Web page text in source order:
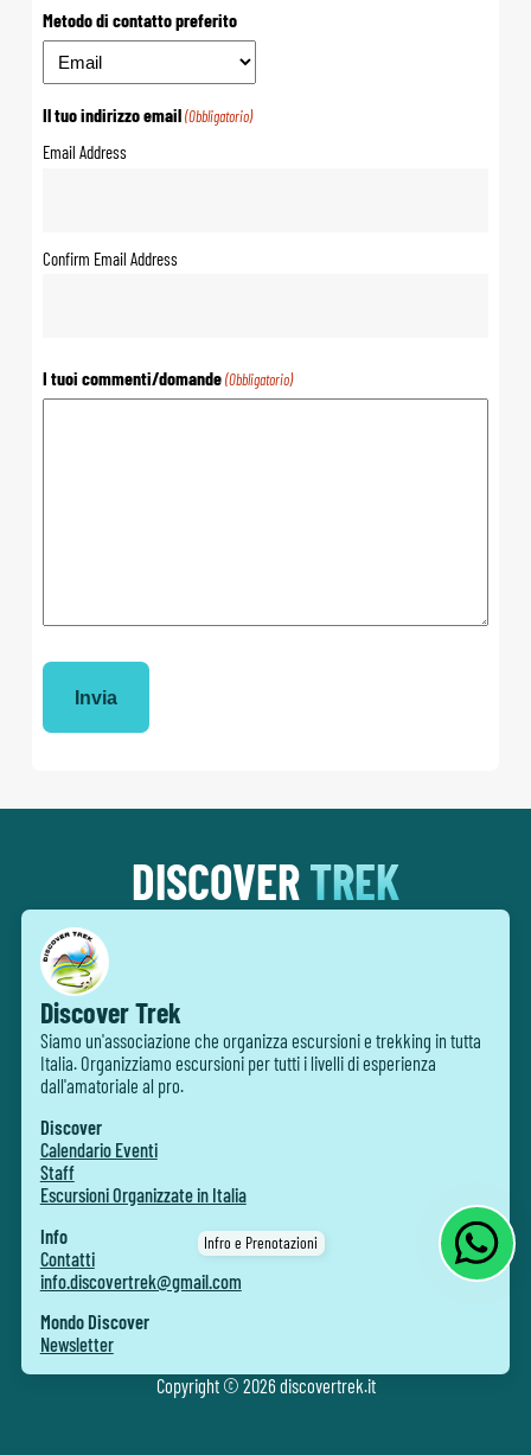
Metodo di contatto preferito
Il tuo indirizzo email (Obbligatorio)
Email Address
Confirm Email Address
I tuoi commenti/domande (Obbligatorio)
Infro e Prenotazioni
DISCOVERTREK
Discover Trek
Siamo un'associazione che organizza escursioni e trekking in tutta
Italia. Organizziamo escursioni per tutti i livelli di esperienza
dall'amatoriale al pro.
Discover
Calendario Eventi
Staff
Escursioni Organizzate in Italia
Info
Contatti
info.discovertrek@gmail.com
Mondo Discover
Newsletter
Copyright © 2026discovertrek.it